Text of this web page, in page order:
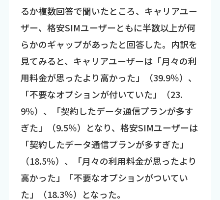
るか複数回答で聞いたところ、キャリアユー
ザー、格安SIMユーザーともに半数以上が何
らかのギャップがあったと回答した。内訳を
見てみると、キャリアユーザーは「月々の利
用料金が思ったより高かった」（39.9％）、
「不要なオプションが付いていた」（23.
9％）、「契約したデータ通信プランが多す
ぎた」（9.5％）となり、格安SIMユーザーは
「契約したデータ通信プランが多すぎた」
（18.5％）、「月々の利用料金が思ったより
高かった」「不要なオプションがついてい
た」（18.3％）となった。